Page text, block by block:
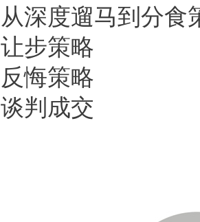
深度遛马到分食
步策略
悔策略
判成交